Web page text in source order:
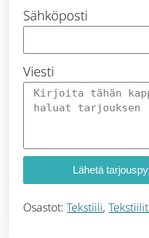
Sähköposti
Viesti
Lähetä
Osastot:Tekstiili,